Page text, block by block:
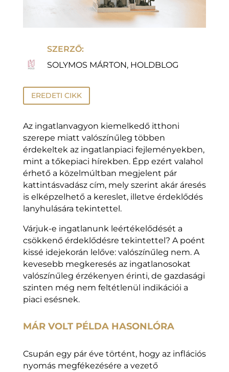
SZERZŐ:
SOLYMOS MÁRTON, HOLDBLOG
EREDETI CIKK
Az ingatlanvagyon kiemelkedő itthoni
szerepe miatt valószínűleg többen
érdekeltek az ingatlanpiaci fejleményekben,
mint a tőkepiaci hírekben. Épp ezért valahol
érhető a közelmúltban megjelent pár
kattintásvadász cím, mely szerint akár áresés
is elképzelhető a kereslet, illetve érdeklődés
lanyhulására tekintettel.
Várjuk-e ingatlanunk leértékelődését a
csökkenő érdeklődésre tekintettel? A poént
kissé idejekorán lelőve: valószínűleg nem. A
kevesebb megkeresés az ingatlanosokat
valószínűleg érzékenyen érinti, de gazdasági
szinten még nem feltétlenül indikációi a
piaci esésnek.
MÁR VOLT PÉLDA HASONLÓRA
Csupán egy pár éve történt, hogy az inflációs
nyomás megfékezésére a vezető